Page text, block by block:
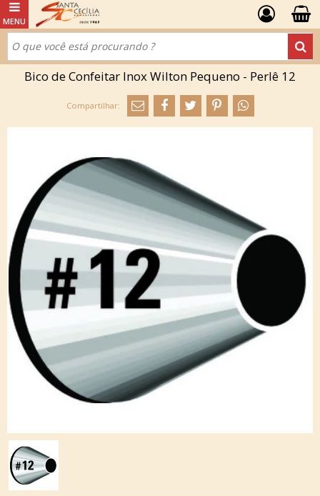
Bico de Confeitar Inox Wilton Pequeno - Perlê 12